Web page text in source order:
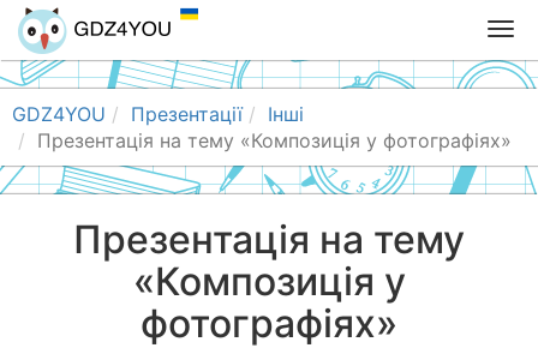
T
o
g
l
e
n
GDZ4YOU Презентації
Інші
Презентація на тему «Композиція у фотографіях»
Презентація на тему
«Композиція у
фотографіях»